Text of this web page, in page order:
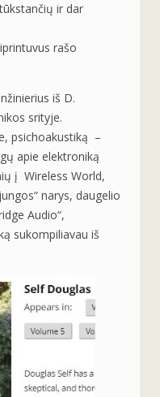
ir dar
rašo
iš D.
srityje.
psichoakustiką –
apie elektroniką
į Wireless World,
narys, daugelio
Audio“,
sukompiliavau iš